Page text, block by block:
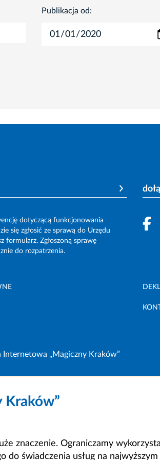
Publikacja od:
dotyczącą funkcjonowania
się zgłosić ze sprawą do Urzędu
formularz. Zgłoszoną sprawę
do rozpatrzenia.
Internetowa „Magiczny Kraków”
Kraków”
znaczenie. Ograniczamy
świadczenia usług na